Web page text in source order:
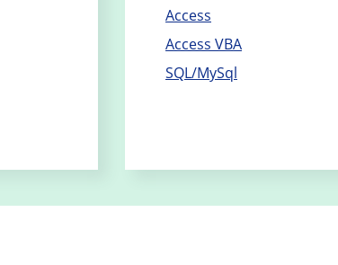
Access
Access VBA
SQL/MySql